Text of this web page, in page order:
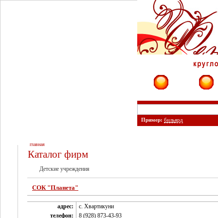
Пример: бильярд
главная
Каталог фирм
Детские учреждения
СОК "Планета"
адрес:
с. Хвартикуни
телефон:
8 (928) 873-43-93